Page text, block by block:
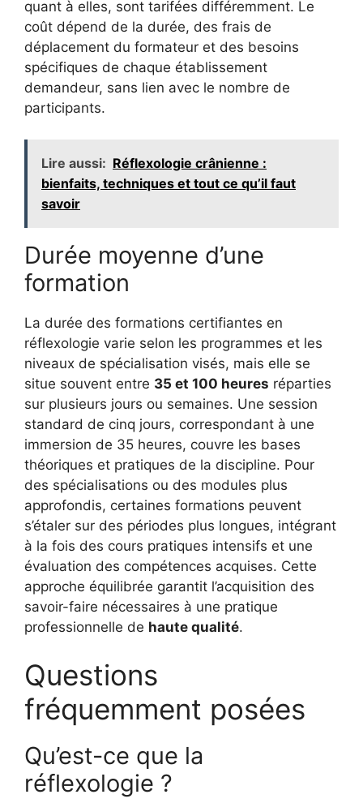
quant à elles, sont tarifées différemment. Le
coût dépend de la durée, des frais de
déplacement du formateur et des besoins
spécifiques de chaque établissement
demandeur, sans lien avec le nombre de
participants.
Lire aussi: Réflexologie crânienne :
bienfaits, techniques et tout ce qu’il faut
savoir
Durée moyenne d’une
formation
La durée des formations certifiantes en
réflexologie varie selon les programmes et les
niveaux de spécialisation visés, mais elle se
situe souvent entre 35 et 100 heures réparties
sur plusieurs jours ou semaines. Une session
standard de cinq jours, correspondant à une
immersion de 35 heures, couvre les bases
théoriques et pratiques de la discipline. Pour
des spécialisations ou des modules plus
approfondis, certaines formations peuvent
s’étaler sur des périodes plus longues, intégrant
à la fois des cours pratiques intensifs et une
évaluation des compétences acquises. Cette
approche équilibrée garantit l’acquisition des
savoir-faire nécessaires à une pratique
professionnelle de haute qualité.
Questions
fréquemment posées
Qu’est-ce que la
réflexologie ?